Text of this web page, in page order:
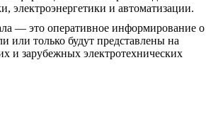
электроэнергетики и автоматизации.
— это оперативное информирование о
или только будут представлены на
и зарубежных электротехнических